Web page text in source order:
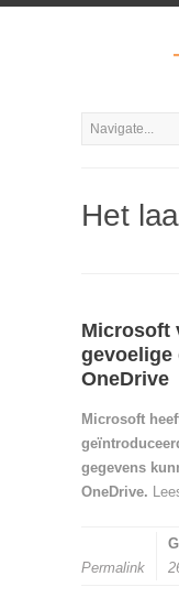
Het
Microsoft
gevoelige
OneDrive
Microsoft
gegevens
OneDrive.
Permalink